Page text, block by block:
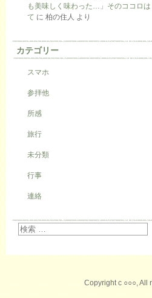
も美味しく味わった…」そのココロ
て に 柏の住人 より
カテゴリー
スマホ
参拝他
所感
旅行
未分類
行事
連絡
Copyright c ○○○, All